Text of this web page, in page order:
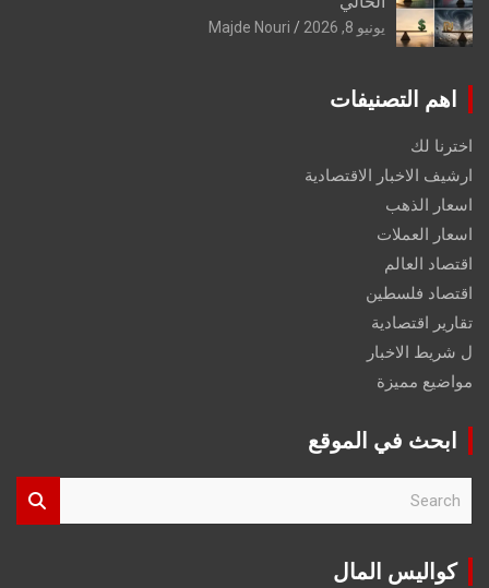
يونيو 8, 2026 Majde Nouri
اهم التصنيفات
اخترنا لك
ارشيف الاخبار الاقتصادية
اسعار الذهب
اسعار العملات
اقتصاد العالم
اقتصاد فلسطين
تقارير اقتصادية
ل شريط الاخبار
مواضيع مميزة
ابحث في الموقع
r
كواليس المال